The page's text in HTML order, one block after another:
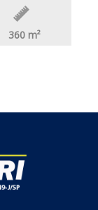
360 m²